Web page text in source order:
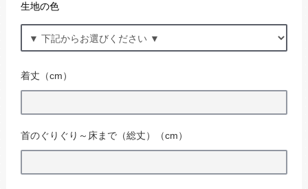
生地の色
着丈（cm）
首のぐりぐり～床まで（総丈）（cm）